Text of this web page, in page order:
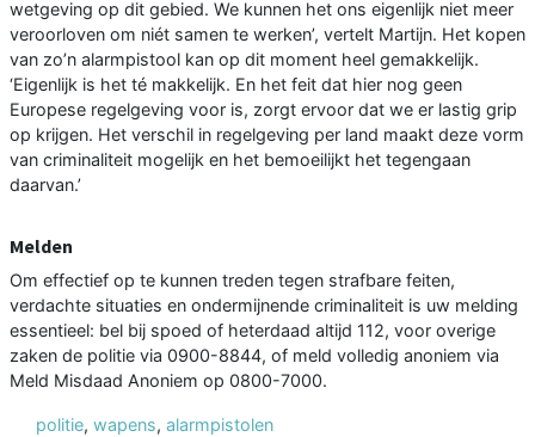
wetgeving op dit gebied. We kunnen het ons eigenlijk niet meer
veroorloven om niét samen te werken’, vertelt Martijn. Het kopen
van zo’n alarmpistool kan op dit moment heel gemakkelijk.
‘Eigenlijk is het té makkelijk. En het feit dat hier nog geen
Europese regelgeving voor is, zorgt ervoor dat we er lastig grip
op krijgen. Het verschil in regelgeving per land maakt deze vorm
van criminaliteit mogelijk en het bemoeilijkt het tegengaan
daarvan.’
Melden
Om effectief op te kunnen treden tegen strafbare feiten,
verdachte situaties en ondermijnende criminaliteit is uw melding
essentieel: bel bij spoed of heterdaad altijd 112, voor overige
zaken de politie via 0900-8844, of meld volledig anoniem via
Meld Misdaad Anoniem op 0800-7000.
politie, wapens, alarmpistolen